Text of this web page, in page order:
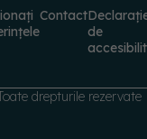
Contact
de
drepturile rezervate